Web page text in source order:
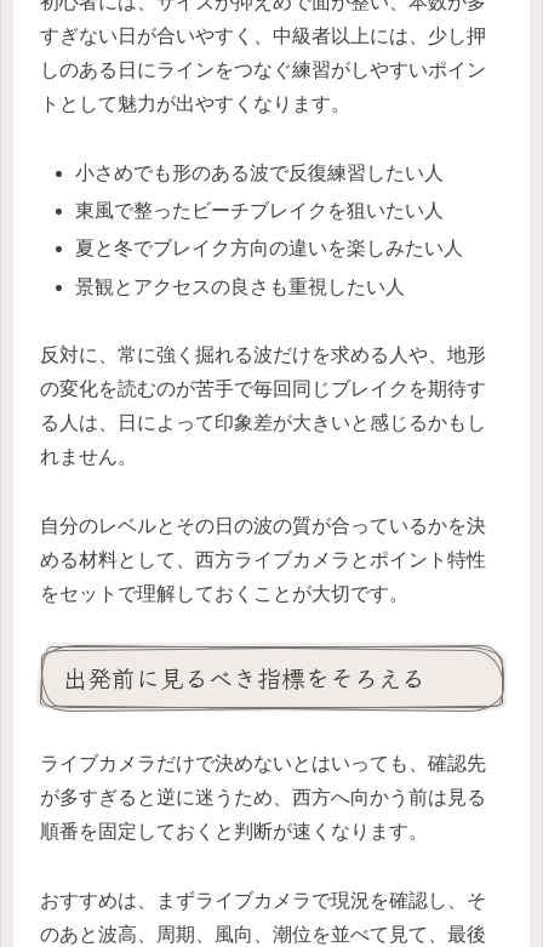
すぎない日が合いやすく、中級者以上には、少し押
しのある日にラインをつなぐ練習がしやすいポイン
トとして魅力が出やすくなります。
小さめでも形のある波で反復練習したい人
東風で整ったビーチブレイクを狙いたい人
夏と冬でブレイク方向の違いを楽しみたい人
景観とアクセスの良さも重視したい人
反対に、常に強く掘れる波だけを求める人や、地形
の変化を読むのが苦手で毎回同じブレイクを期待す
る人は、日によって印象差が大きいと感じるかもし
れません。
自分のレベルとその日の波の質が合っているかを決
める材料として、西方ライブカメラとポイント特性
をセットで理解しておくことが大切です。
出発前に見るべき指標をそろえる
ライブカメラだけで決めないとはいっても、確認先
が多すぎると逆に迷うため、西方へ向かう前は見る
順番を固定しておくと判断が速くなります。
おすすめは、まずライブカメラで現況を確認し、そ
のあと波高、周期、風向、潮位を並べて見て、最後